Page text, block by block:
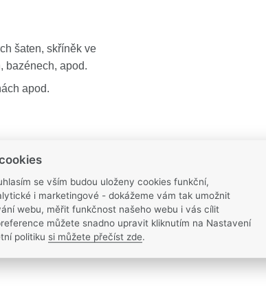
šaten, skříněk ve
bazénech, apod.
apod.
el. impulzem
se vším budou uloženy cookies funkční,
i marketingové - dokážeme vám tak umožnit
webu, měřit funkčnost našeho webu i vás cílit
můžete snadno upravit kliknutím na Nastavení
politiku si můžete přečíst zde.